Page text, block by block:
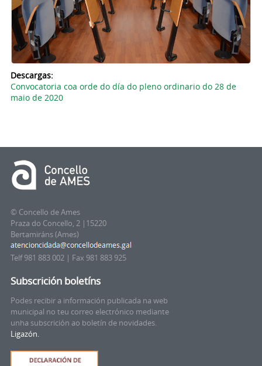
Descargas:
Convocatoria coa orde do día do pleno ordinario do 28 de
maio de 2020
© Concello de Ames
Praza do Concello, 2 |15220
Bertamiráns (Ames)
Telf 981 883 002 | Fax 981 883 925
Subscrición boletíns
Podes recibir a información publicada na web
municipal no teu correo electrónico mediante
unha subscrición ao boletín de novidades.
Ligazón.